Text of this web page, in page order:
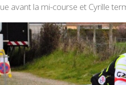
avant la mi-course et Cyrille